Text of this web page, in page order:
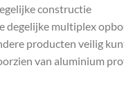
constructie
degelijke multiplex
producten veilig
van aluminium